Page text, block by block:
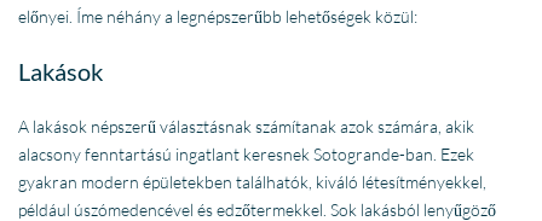
előnyei. Íme néhány a legnépszerűbb lehetőségek közül:
Lakások
A lakások népszerű választásnak számítanak azok számára, akik
alacsony fenntartású ingatlant keresnek Sotogrande-ban. Ezek
gyakran modern épületekben találhatók, kiváló létesítményekkel,
például úszómedencével és edzőtermekkel. Sok lakásból lenyűgöző